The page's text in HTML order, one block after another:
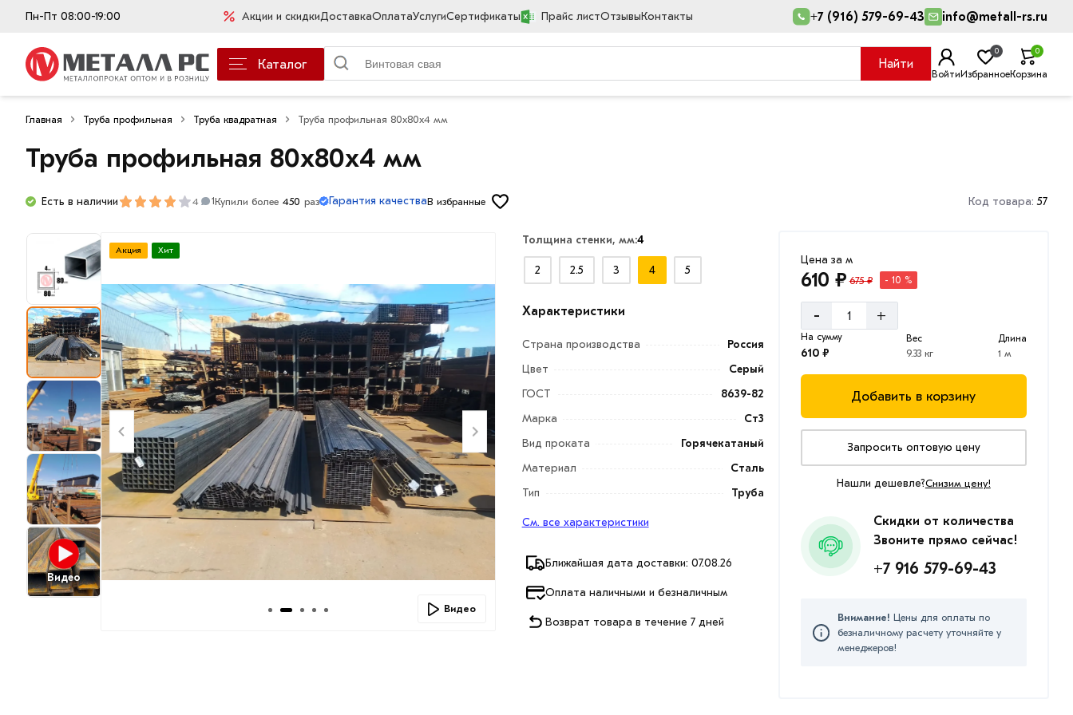
Пн-Пт 08:00-19:00 Акции и скидкиДоставкаОплатаУслугиСертификаты Прайс листОтзывыКонтакты +7 (916) 579-69-43 info@metall-rs.ru
Каталог Найти
ВойтиИзбранное
0
Корзина
0
Главная Труба профильная Труба квадратная Труба профильная 80х80х4 мм
Труба профильная 80х80х4 мм
Есть в наличии 4 1Купили более 450 раз Гарантия качестваВ избранные Код товара: 57
Акция Хит
Видео
Видео
Толщина стенки, мм:4
2 2.5 3 4 5
Характеристики
Страна производства
Россия
Цвет
Серый
ГОСТ
8639-82
Марка
Ст3
Вид проката
Горячекатаный
Материал
Сталь
Тип
Труба
См. все характеристики
Ближайшая дата доставки: 07.08.26
Оплата наличными и безналичным
Возврат товара в течение 7 дней
Цена за м
610 ₽ 675 ₽ - 10 %
- +
На сумму
610 ₽
Вес
9.33 кг
Длина
1 м
Добавить в корзину
Запросить оптовую цену
Нашли дешевле?Снизим цену!
Скидки от количества
Звоните прямо сейчас!
+7 916 579-69-43
Внимание! Цены для оплаты по
безналичному расчету уточняйте у
менеджеров!